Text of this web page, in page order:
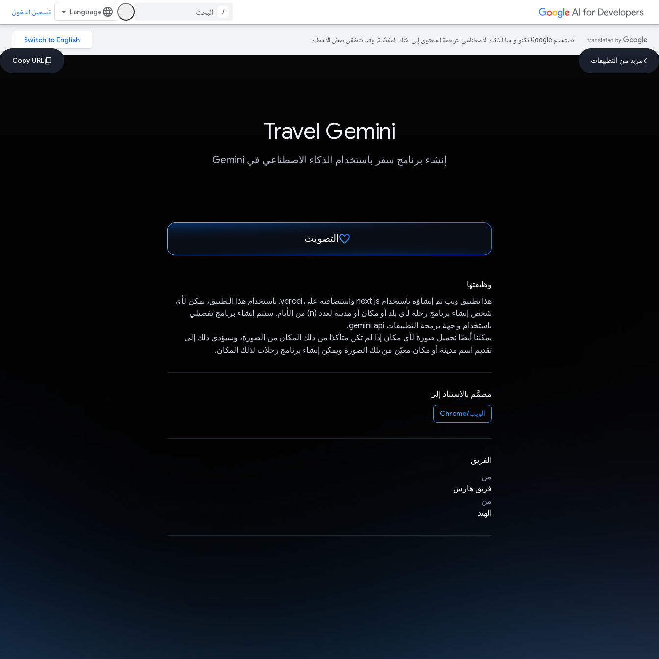
/ تسجيل الدخول
تستخدم Google تكنولوجيا الذكاء الاصطناعي لترجمة المحتوى إلى لغتك المفضّلة، وقد تتضمّن بعض الأخطاء.
مزيد من التطبيقات
Travel Gemini
إنشاء برنامج سفر باستخدام الذكاء الاصطناعي في Gemini
التصويت
وظيفتها
هذا تطبيق ويب تم إنشاؤه باستخدام next js واستضافته على vercel. باستخدام هذا التطبيق، يمكن لأي
شخص إنشاء برنامج رحلة لأي بلد أو مكان أو مدينة لعدد (n) من الأيام. سيتم إنشاء برنامج تفصيلي
باستخدام واجهة برمجة التطبيقات gemini api.
يمكننا أيضًا تحميل صورة لأي مكان إذا لم تكن متأكدًا من ذلك المكان من الصورة، وسيؤدي ذلك إلى
تقديم اسم مدينة أو مكان معيّن من تلك الصورة ويمكن إنشاء برنامج رحلات لذلك المكان.
مصمَّم بالاستناد إلى
الويب/Chrome
الفريق
من
فريق هارش
من
الهند